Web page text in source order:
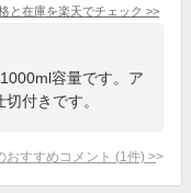
と在庫を楽天でチェック >>
容量です。ア
付きです。
おすすめコメント (1 件) >